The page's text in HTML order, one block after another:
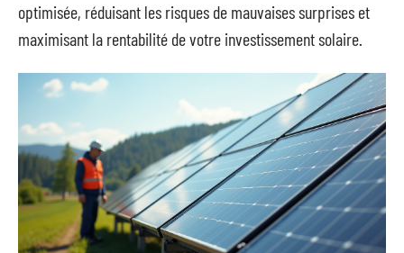
optimisée, réduisant les risques de mauvaises surprises et
maximisant la rentabilité de votre investissement solaire.